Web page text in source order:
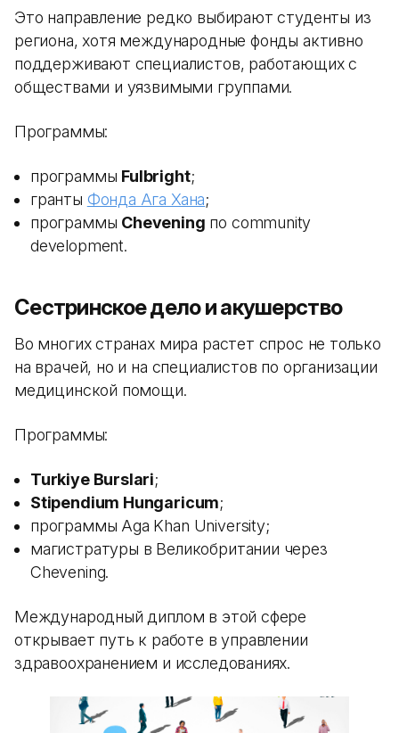
Это направление редко выбирают студенты из
региона, хотя международные фонды активно
поддерживают специалистов, работающих с
обществами и уязвимыми группами.
Программы:
программы Fulbright;
гранты Фонда Ага Хана;
программы Chevening по community
development.
Сестринское дело и акушерство
Во многих странах мира растет спрос не только
на врачей, но и на специалистов по организации
медицинской помощи.
Программы:
Turkiye Burslari;
Stipendium Hungaricum;
программы Aga Khan University;
магистратуры в Великобритании через
Chevening.
Международный диплом в этой сфере
открывает путь к работе в управлении
здравоохранением и исследованиях.